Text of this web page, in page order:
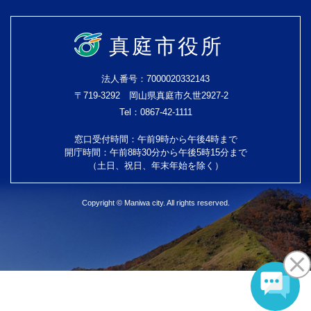
真庭市役所
法人番号：7000020332143
〒719-3292 岡山県真庭市久世2927-2
Tel：0867-42-1111
窓口受付時間：午前9時から午後4時まで
開庁時間：午前8時30分から午後5時15分まで
（土日、祝日、年末年始を除く）
Copyright © Maniwa city. All rights reserved.